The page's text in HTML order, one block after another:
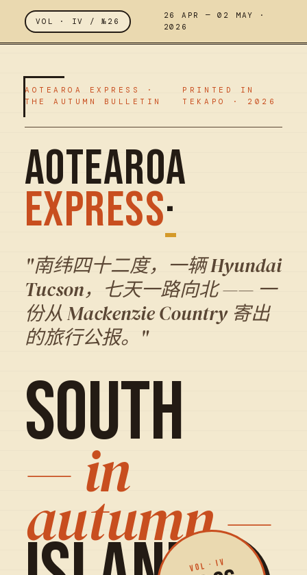
VOL · IV / №26
ARRIVAL GLENORCHY RED SHED
26 APR — 02 MAY ·
2026
AOTEAROA EXPRESS ·
THE AUTUMN BULLETIN
PRINTED IN
TEKAPO · 2026
AOTEAROA
EXPRESS·
"南纬四十二度，一辆 Hyundai
Tucson，七天一路向北 —— 一
份从 Mackenzie Country 寄出
的旅行公报。"
SOUTH
— in
autumn—
VOL · IV